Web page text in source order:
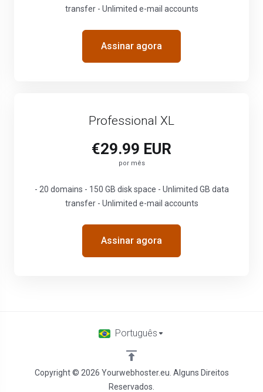
transfer - Unlimited e-mail accounts
Assinar agora
Professional XL
€29.99 EUR
por mês
- 20 domains - 150 GB disk space - Unlimited GB data
transfer - Unlimited e-mail accounts
Assinar agora
Copyright © 2026 Yourwebhoster.eu. Alguns Direitos
Reservados.
Português